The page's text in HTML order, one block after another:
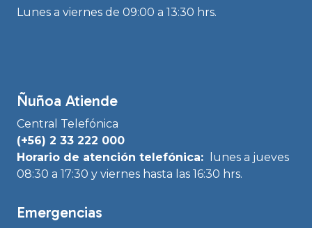
Lunes a viernes de 09:00 a 13:30 hrs.
Ñuñoa Atiende
Central Telefónica
(+56) 2 33 222 000
Horario de atención telefónica:
lunes a jueves
08:30 a 17:30 y viernes hasta las 16:30 hrs.
Emergencias